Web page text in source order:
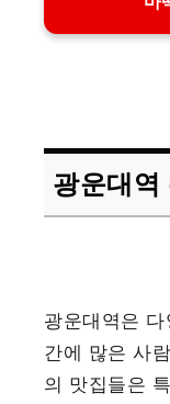
광운대역
광운대역은
간에 많은 사
의 맛집들은